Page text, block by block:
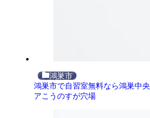
鴻巣市
鴻巣市で自習室無料なら鴻巣中
アこうのすが穴場